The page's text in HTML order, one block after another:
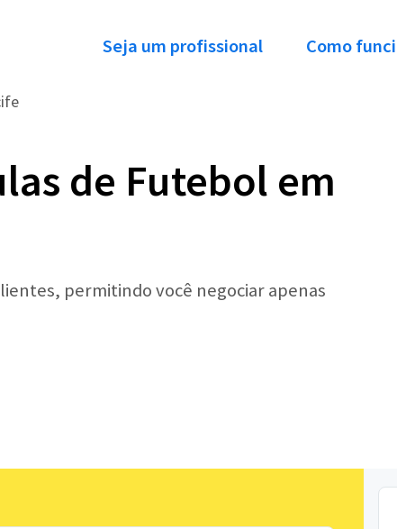
Seja um profissional Como
de Futebol em
permitindo você negociar apenas